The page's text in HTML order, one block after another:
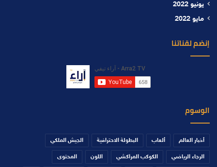
يونيو 2022
مايو 2022
إنضم لقناتنا
الوسوم
أخبار العالم ألعاب البطولة الاحترافية الجيش الملكي
الرجاء الرياضي الكوكب المراكشي اللون المحتوى